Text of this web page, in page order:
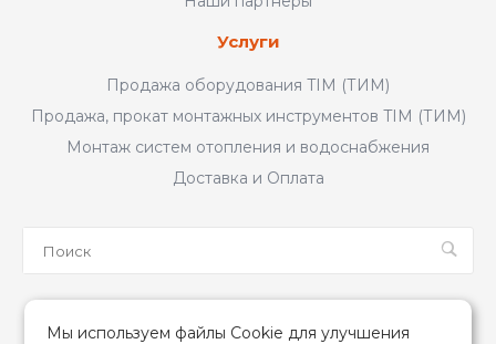
Услуги
Продажа оборудования TIM (ТИМ)
Продажа, прокат монтажных инструментов TIM (ТИМ)
Монтаж систем отопления и водоснабжения
Доставка и Оплата
Мы используем файлы Cookie для улучшения